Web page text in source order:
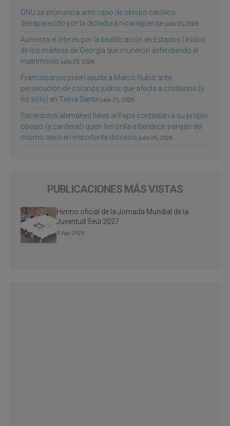
ONU se pronuncia ante caso de obispo católico
desaparecido por la dictadura nicaragüense julio 25, 2026
Aumenta el interés por la beatificación en Estados Unidos
de los mártires de Georgia que murieron defendiendo el
matrimonio julio 25, 2026
Franciscanos piden ayuda a Marco Rubio ante
persecución de colonos judíos que afecta a cristianos (y
no sólo) en Tierra Santa julio 25, 2026
Sacerdotes alemanes fieles al Papa contestan a su propio
obispo (y cardenal) quien les orilla a bendecir parejas del
mismo sexo en importante diócesis julio 25, 2026
PUBLICACIONES MÁS VISTAS
Himno oficial de la Jornada Mundial de la
Juventud Seúl 2027
3 Ago 2026